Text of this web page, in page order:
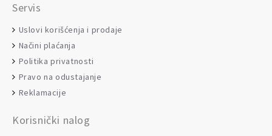
Servis
Uslovi korišćenja i prodaje
Načini plaćanja
Politika privatnosti
Pravo na odustajanje
Reklamacije
Korisnički nalog